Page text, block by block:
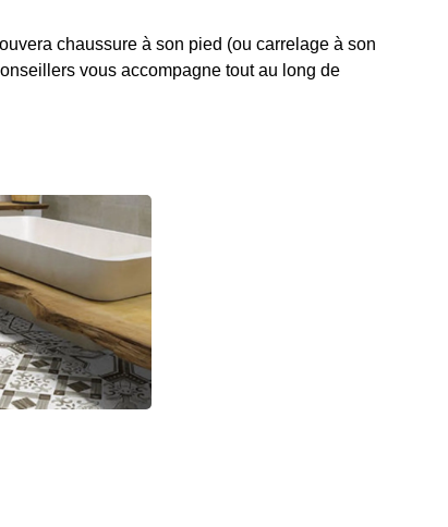
chaussure à son pied (ou carrelage à son
vous accompagne tout au long de